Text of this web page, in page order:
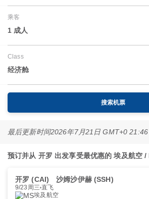
乘客
1 成人
Class
经济舱
搜索机票
最后更新时间2026年7月21日 GMT+0 21:46
预订并从 开罗 出发享受最优惠的 埃及航空
开罗 (CAI) 沙姆沙伊赫 (SSH)
9/23周三 直飞
埃及航空